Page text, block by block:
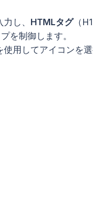
し、 HTMLタグ（
を制御します。
用してアイコンを選